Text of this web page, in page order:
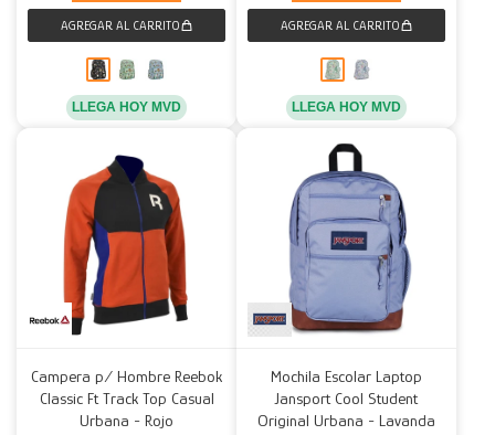
LLEGA HOY MVD LLEGA HOY MVD
Campera p/ Hombre Reebok
Classic Ft Track Top Casual
Urbana - Rojo
Mochila Escolar Laptop
Jansport Cool Student
Original Urbana - Lavanda